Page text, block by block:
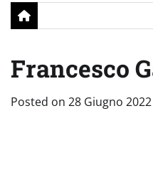
Francesco
Posted on 28 Giugno 2022